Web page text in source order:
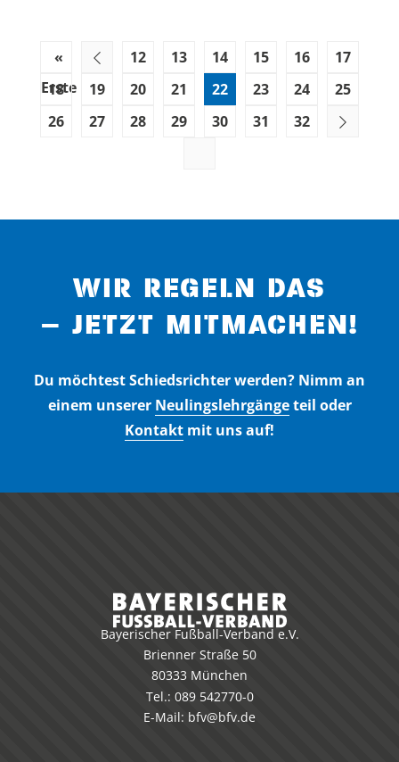
«
Erste
12 13 14 15 16
17
18
19 20 21 22 23 24
25
26
27 28 29 30 31 32
WIR REGELN DAS
– JETZT MITMACHEN!
Du möchtest Schiedsrichter werden? Nimm an
einem unserer Neulingslehrgängeteil oder
Kontakt mit uns auf!
Bayerischer Fußball-Verband e.V.
Brienner Straße 50
80333 München
Tel.: 089 542770-0
E-Mail: bfv@bfv.de